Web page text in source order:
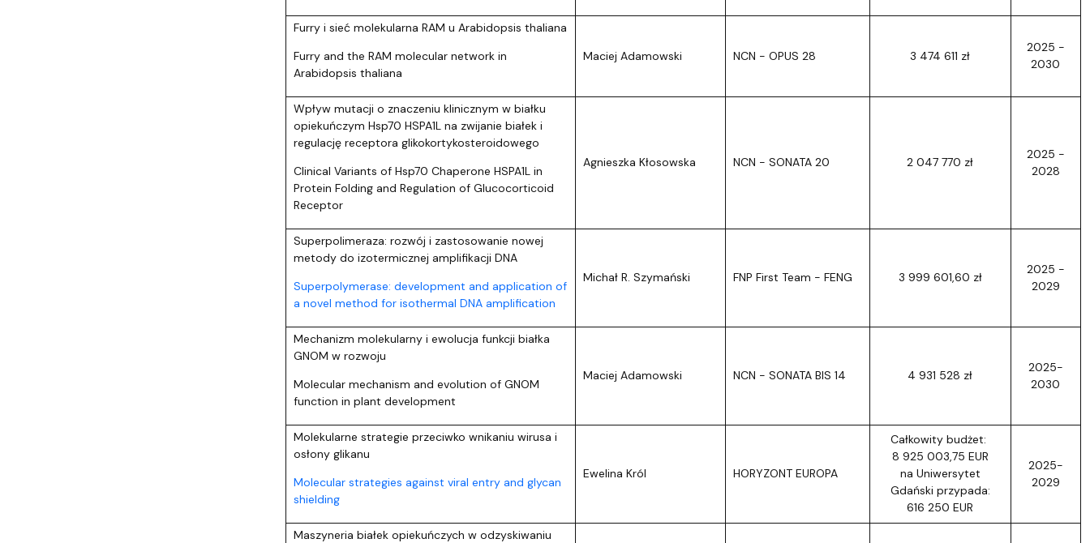
Furry i sieć molekularna RAM u Arabidopsis thaliana
Furry and the RAM molecular network in
Arabidopsis thaliana
Maciej Adamowski NCN - OPUS 28 3 474 611 zł
2025 -
2030
Wpływ mutacji o znaczeniu klinicznym w białku
opiekuńczym Hsp70 HSPA1L na zwijanie białek i
regulację receptora glikokortykosteroidowego
Clinical Variants of Hsp70 Chaperone HSPA1L in
Protein Folding and Regulation of Glucocorticoid
Receptor
Agnieszka Kłosowska NCN - SONATA 20 2 047 770 zł
2025 -
2028
Superpolimeraza: rozwój i zastosowanie nowej
metody do izotermicznej amplifikacji DNA
Superpolymerase: development and application of
a novel method for isothermal DNA amplification
Michał R. Szymański FNP First Team - FENG 3 999 601,60 zł
2025 -
2029
Mechanizm molekularny i ewolucja funkcji białka
GNOM w rozwoju
Molecular mechanism and evolution of GNOM
function in plant development
Maciej Adamowski NCN - SONATA BIS 14 4 931 528 zł
2025-
2030
Molekularne strategie przeciwko wnikaniu wirusa i
osłony glikanu
Molecular strategies against viral entry and glycan
shielding
Ewelina Król HORYZONT EUROPA
Całkowity budżet:
8 925 003,75 EUR
na Uniwersytet
Gdański przypada:
616 250 EUR
2025-
2029
Maszyneria białek opiekuńczych w odzyskiwaniu